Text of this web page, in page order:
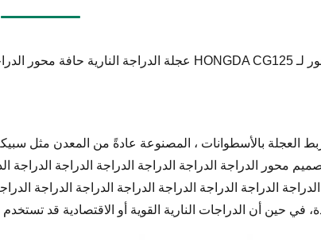
العجلة بالأسطوانات ، المصنوعة عادةً من المعدن مثل
محور الدراجة الدراجة الدراجة الدراجة الدراجة الدراجة
الدراجة الدراجة الدراجة الدراجة الدراجة الدراجة الدراجة
في حين أن الدراجات النارية القوية أو الاقتصادية قد تستخدم